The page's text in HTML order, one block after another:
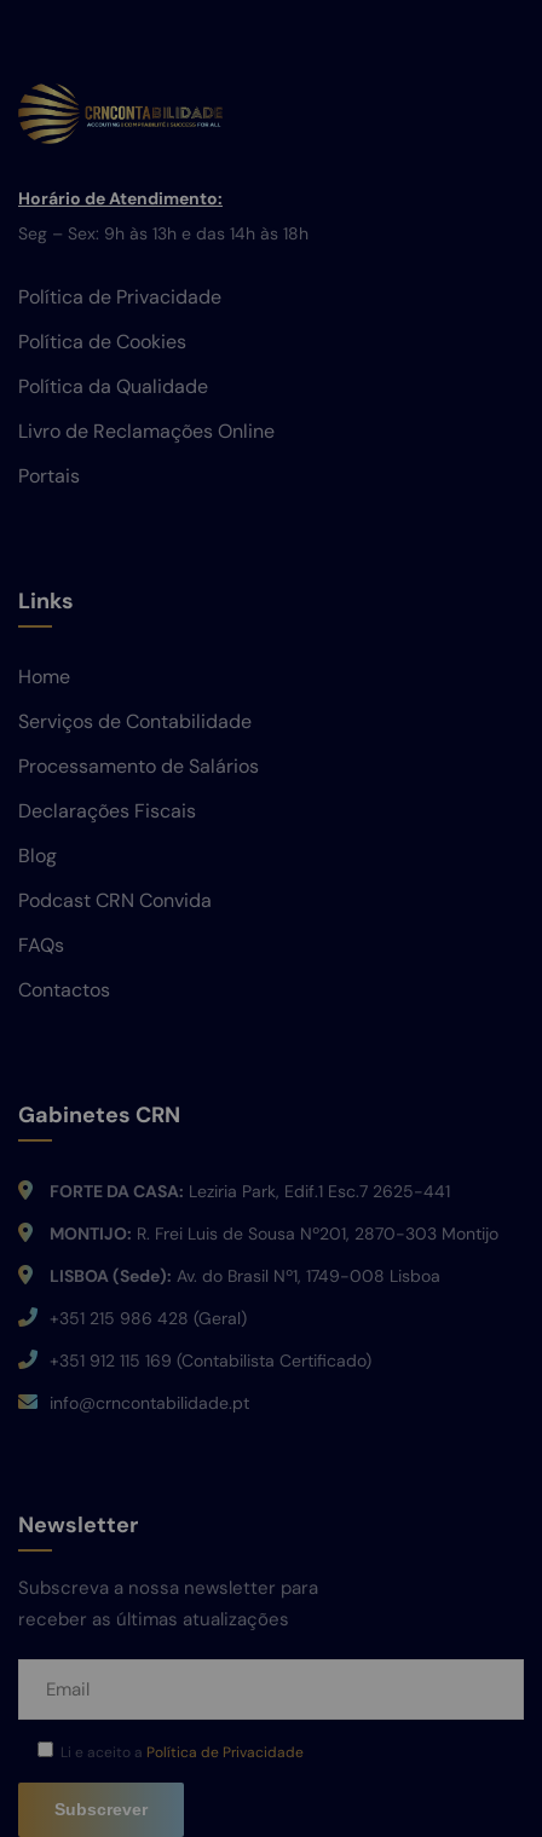
Horário de Atendimento:
Seg – Sex: 9h às 13h e das 14h às 18h
Política de Privacidade
Política de Cookies
Política da Qualidade
Livro de Reclamações Online
Portais
Links
Home
Serviços de Contabilidade
Processamento de Salários
Declarações Fiscais
Blog
Podcast CRN Convida
FAQs
Contactos
Gabinetes CRN
FORTE DA CASA: Leziria Park, Edif.1 Esc.7 2625-441
MONTIJO: R. Frei Luis de Sousa Nº201, 2870-303 Montijo
LISBOA (Sede): Av. do Brasil Nº1, 1749-008 Lisboa
+351 215 986 428 (Geral)
+351 912 115 169 (Contabilista Certificado)
info@crncontabilidade.pt
Newsletter
Subscreva a nossa newsletter para
receber as últimas atualizações
Li e aceito a Política de Privacidade